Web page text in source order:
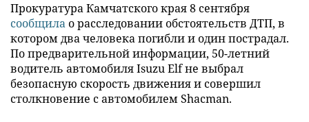
Прокуратура Камчатского края 8 сентября
сообщилао расследовании обстоятельств ДТП, в
котором два человека погибли и один пострадал.
По предварительной информации, 50-летний
водитель автомобиля Isuzu Elf не выбрал
безопасную скорость движения и совершил
столкновение с автомобилем Shacman.